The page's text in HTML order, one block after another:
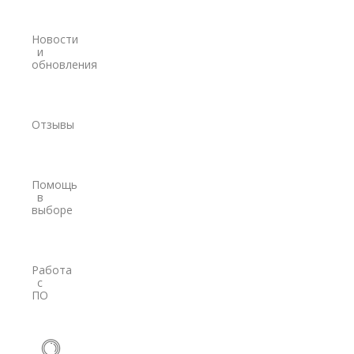
PrinCe
RidGid
Сталкер
Техно-АС
PrinCe
Новости
и
обновления
Отзывы
Помощь
в
выборе
Работа
с
ПО